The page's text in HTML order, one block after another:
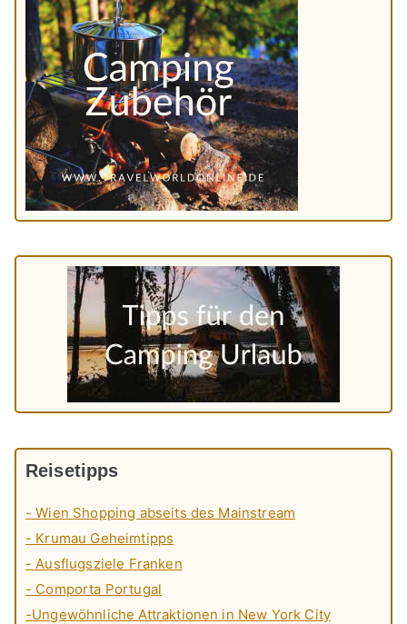
Reisetipps
- Wien Shopping abseits des Mainstream
- Krumau Geheimtipps
- Ausflugsziele Franken
- Comporta Portugal
-Ungewöhnliche Attraktionen in New York City